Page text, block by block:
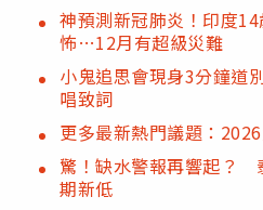
神預測新冠肺炎！印度
怖…12月有超級災難
小鬼追思會現身3分鐘
唱致詞
更多最新熱門議題：
驚！缺水警報再響起？
期新低